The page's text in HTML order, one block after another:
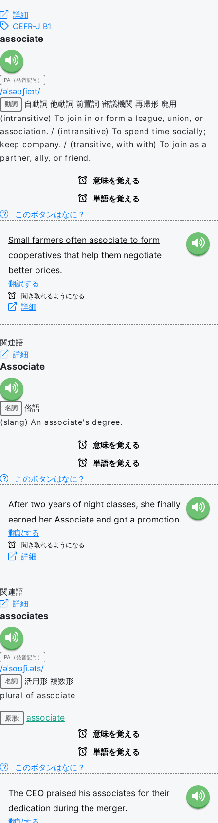
詳細
CEFR-J B1
associate
IPA（発音記号）
/əˈsəʊʃieɪt/
動詞 自動詞 他動詞 前置詞 審議機関 再帰形 廃用
(intransitive) To join in or form a league, union, or
association. / (intransitive) To spend time socially;
keep company. / (transitive, with with) To join as a
partner, ally, or friend.
意味を覚える
単語を覚える
このボタンはなに？
Small farmers often associate to form
cooperatives that help them negotiate
better prices.
翻訳する
聞き取れるようになる
詳細
関連語
詳細
Associate
名詞
俗語
(slang) An associate's degree.
意味を覚える
単語を覚える
このボタンはなに？
After two years of night classes, she finally
earned her Associate and got a promotion.
翻訳する
聞き取れるようになる
詳細
関連語
詳細
associates
IPA（発音記号）
/əˈsoʊʃi.əts/
名詞 活用形 複数形
plural of associate
原形: associate
意味を覚える
単語を覚える
このボタンはなに？
The CEO praised his associates for their
dedication during the merger.